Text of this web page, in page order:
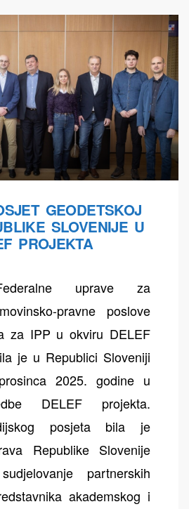
GEODETSKOJ
SLOVENIJE U
PROJEKTA
uprave za
pravne poslove
za IPP u okviru DELEF
je u Republici Sloveniji
2025. godine u
DELEF projekta.
posjeta bila je
Republike Slovenije
partnerskih
akademskog i